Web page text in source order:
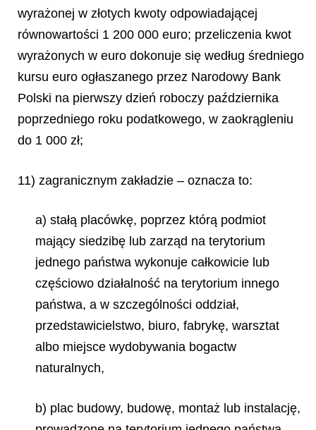
wyrażonej w złotych kwoty odpowiadającej
równowartości 1 200 000 euro; przeliczenia kwot
wyrażonych w euro dokonuje się według średniego
kursu euro ogłaszanego przez Narodowy Bank
Polski na pierwszy dzień roboczy października
poprzedniego roku podatkowego, w zaokrągleniu
do 1 000 zł;
11) zagranicznym zakładzie – oznacza to:
a) stałą placówkę, poprzez którą podmiot
mający siedzibę lub zarząd na terytorium
jednego państwa wykonuje całkowicie lub
częściowo działalność na terytorium innego
państwa, a w szczególności oddział,
przedstawicielstwo, biuro, fabrykę, warsztat
albo miejsce wydobywania bogactw
naturalnych,
b) plac budowy, budowę, montaż lub instalację,